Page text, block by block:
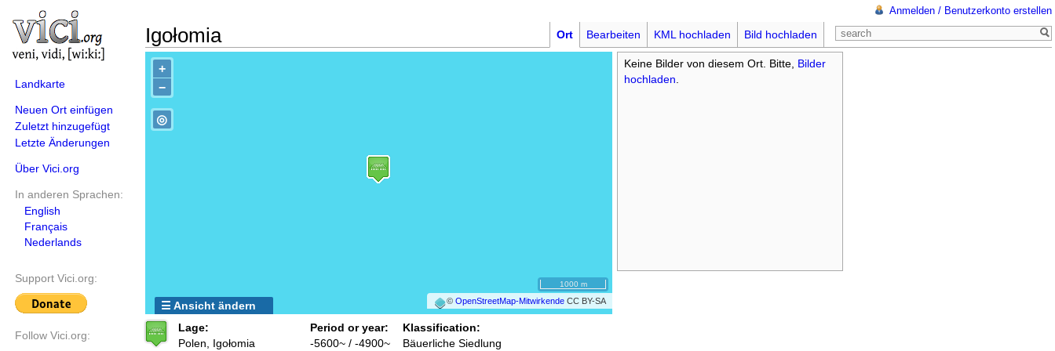
Landkarte
Neuen Ort einfügen
Zuletzt hinzugefügt
Letzte Änderungen
Über Vici.org
In anderen Sprachen:
English
Français
Nederlands
Support Vici.org:
Follow Vici.org:
Igołomia
Anmelden / Benutzerkonto erstellen
Ort Bearbeiten KML hochladen Bild hochladen
+
−
©OpenStreetMap-Mitwirkende CC BY-SA
◎
1000 m
☰ Ansicht ändern
Keine Bilder von diesem Ort. Bitte, Bilder
hochladen
Lage:
Polen, Igołomia
Period or year:
-5600~ / -4900~
Klassification:
Bäuerliche Siedlung